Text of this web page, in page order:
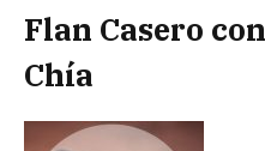
Flan Casero
Chía